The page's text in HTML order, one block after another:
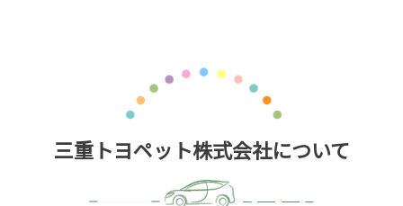
三重トヨペット株式会社について